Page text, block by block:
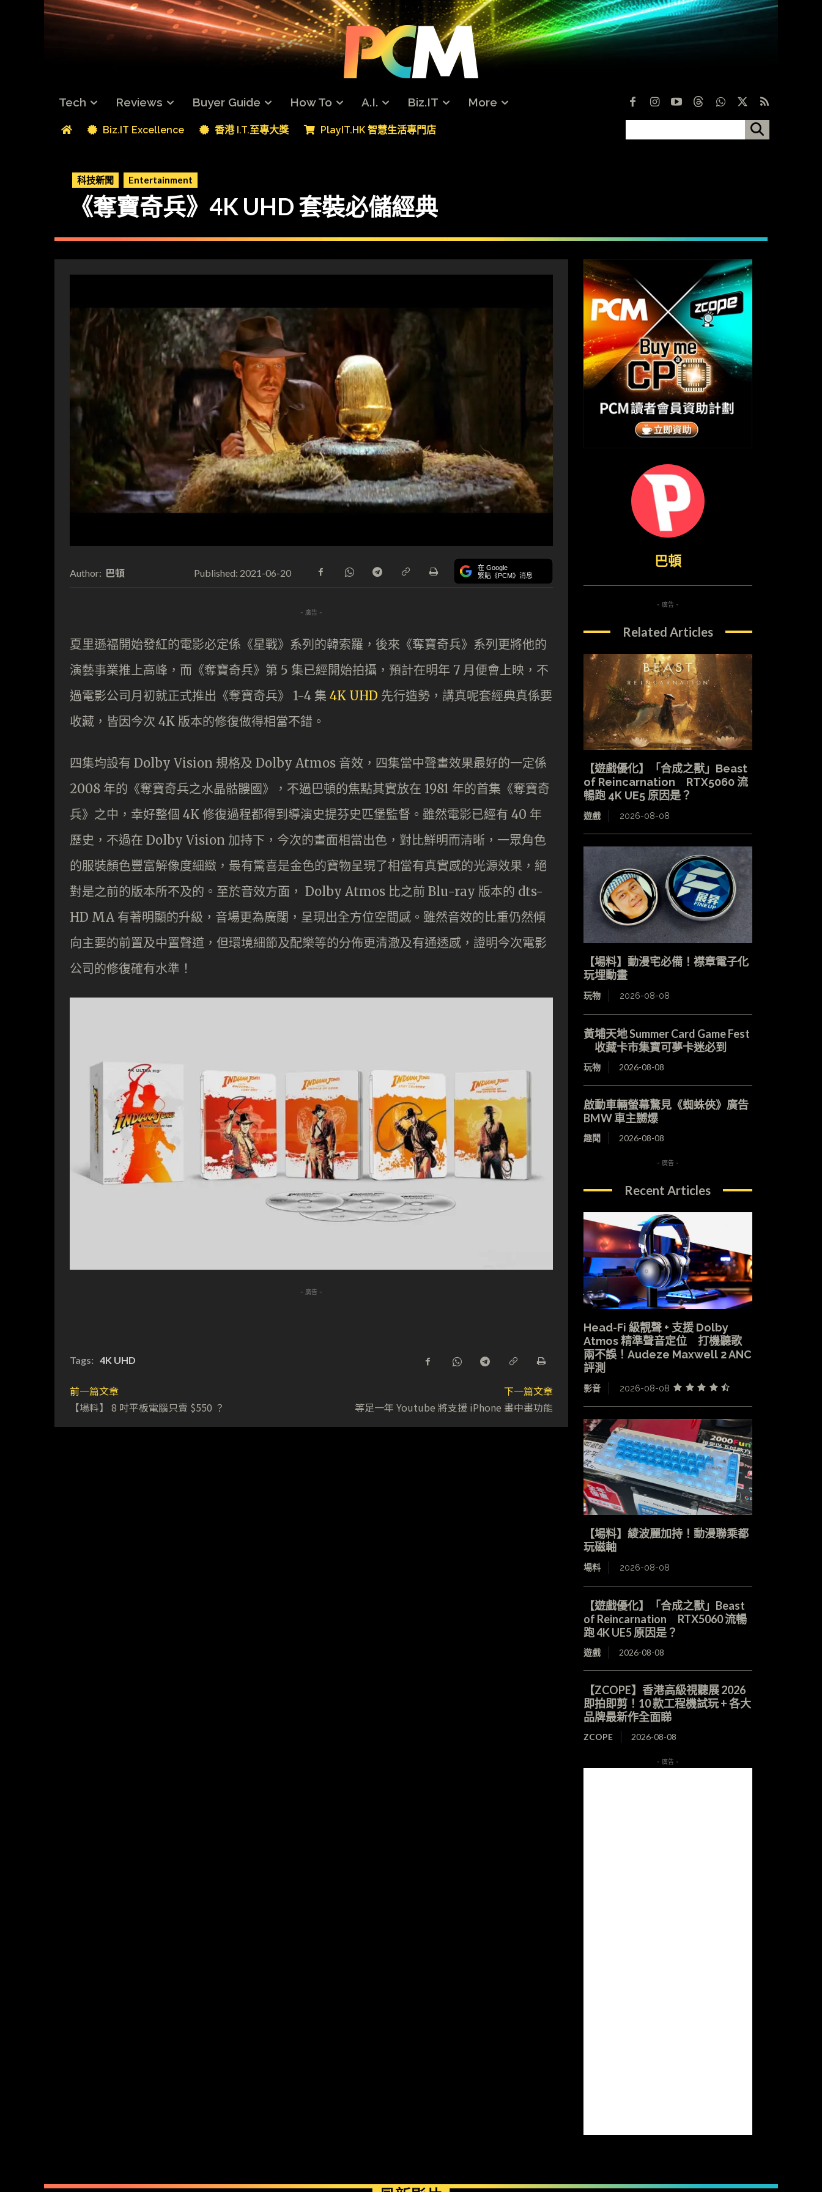
Tech Reviews Buyer Guide How To A.I. Biz.IT More
Biz.IT Excellence 香港 I.T.至專大獎 PlayIT.HK 智慧生活專門店
科技新聞 Entertainment
《奪寶奇兵》4K UHD 套裝必儲經典
Author: 巴頓 Published: 2021-06-20 在 Google
緊貼《PCM》消息
- 廣告 -
夏里遜福開始發紅的電影必定係《星戰》系列的韓索羅，後來《奪寶奇兵》系列更將他的
演藝事業推上高峰，而《奪寶奇兵》第 5 集已經開始拍攝，預計在明年 7 月便會上映，不
過電影公司月初就正式推出《奪寶奇兵》 1-4 集 4K UHD 先行造勢，講真呢套經典真係要
收藏，皆因今次 4K 版本的修復做得相當不錯。
四集均設有 Dolby Vision 規格及 Dolby Atmos 音效，四集當中聲畫效果最好的一定係
2008 年的《奪寶奇兵之水晶骷髏國》，不過巴頓的焦點其實放在 1981 年的首集《奪寶奇
兵》之中，幸好整個 4K 修復過程都得到導演史提芬史匹堡監督。雖然電影已經有 40 年
歷史，不過在 Dolby Vision 加持下，今次的畫面相當出色，對比鮮明而清晰，一眾角色
的服裝顏色豐富解像度細緻，最有驚喜是金色的寶物呈現了相當有真實感的光源效果，絕
對是之前的版本所不及的。至於音效方面， Dolby Atmos 比之前 Blu-ray 版本的 dts-
HD MA 有著明顯的升級，音場更為廣闊，呈現出全方位空間感。雖然音效的比重仍然傾
向主要的前置及中置聲道，但環境細節及配樂等的分佈更清澈及有通透感，證明今次電影
公司的修復確有水準！
- 廣告 -
Tags: 4K UHD
前一篇文章
【場料】 8 吋平板電腦只賣 $550 ？
下一篇文章
等足一年 Youtube 將支援 iPhone 畫中畫功能
巴頓
- 廣告 -
Related Articles
【遊戲優化】「合成之獸」Beast
of Reincarnation RTX5060 流
暢跑 4K UE5 原因是？
遊戲 2026-08-08
【場料】動漫宅必備！襟章電子化
玩埋動畫
玩物 2026-08-08
黃埔天地 Summer Card Game Fest
收藏卡市集寶可夢卡迷必到
玩物 2026-08-08
啟動車輛螢幕驚見《蜘蛛俠》廣告
BMW 車主嬲爆
趣聞 2026-08-08
- 廣告 -
Recent Articles
Head-Fi 級靚聲 + 支援 Dolby
Atmos 精準聲音定位 打機聽歌
兩不誤！Audeze Maxwell 2 ANC
評測
影音 2026-08-08
【場料】綾波麗加持！動漫聯乘都
玩磁軸
場料 2026-08-08
【遊戲優化】「合成之獸」Beast
of Reincarnation RTX5060 流暢
跑 4K UE5 原因是？
遊戲 2026-08-08
【ZCOPE】香港高級視聽展 2026
即拍即剪！10 款工程機試玩 + 各大
品牌最新作全面睇
ZCOPE 2026-08-08
- 廣告 -